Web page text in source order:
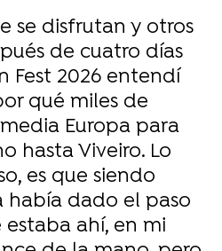
se disfrutan y otros
de cuatro días
Fest 2026 entendí
qué miles de
Europa para
hasta Viveiro. Lo
es que siendo
había dado el paso
estaba ahí, en mi